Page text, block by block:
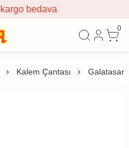
0
Kalem Çantası